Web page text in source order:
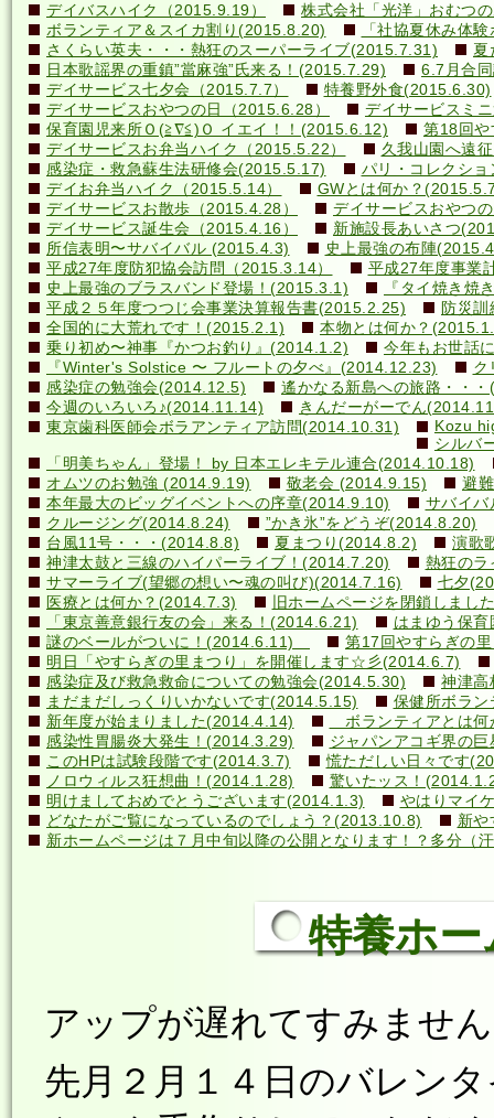
デイバスハイク（2015.9.19）
株式会社「光洋」おむつ
ボランティア＆スイカ割り(2015.8.20)
「社協夏休み体
さくらい英夫・・・熱狂のスーパーライブ(2015.7.31)
夏
日本歌謡界の重鎮”當麻強”氏来る！(2015.7.29)
6.7月合
デイサービス七夕会（2015.7.7）
特養野外食(2015.6.30)
デイサービスおやつの日（2015.6.28）
デイサービスミ
保育園児来所Ｏ(≧∇≦)Ｏ イエイ！！(2015.6.12)
第18回
デイサービスお弁当ハイク（2015.5.22）
久我山園へ遠
感染症・救急蘇生法研修会(2015.5.17)
パリ・コレクシ
デイお弁当ハイク（2015.5.14）
GWとは何か？
デイサービスお散歩（2015.4.28）
デイサービスおやつ
デイサービス誕生会（2015.4.16）
新施設長あいさつ
所信表明〜サバイバル (2015.4.3)
史上最強の布陣
平成27年度防犯協会訪問（2015.3.14）
平成27年度事業
史上最強のブラスバンド登場！(2015.3.1)
『タイ焼き焼
平成２５年度つつじ会事業決算報告書(2015.2.25)
防災
全国的に大荒れです！(2015.2.1)
本物とは何か？
乗り初め〜神事『かつお釣り』(2014.1.2)
今年もお世話
『Winter's Solstice 〜 フルートの夕べ』(2014.12.23)
ク
感染症の勉強会(2014.12.5)
遙かなる新島への旅路・・
今週のいろいろ♪(2014.11.14)
きんだーがーでん
東京歯科医師会ボラアンティア訪問(2014.10.31)
Kozu
シルバ
「明美ちゃん」登場！ by 日本エレキテル連合(2014.10.18)
オムツのお勉強 (2014.9.19)
敬老会 (2014.9.15)
避
本年最大のビッグイベントへの序章(2014.9.10)
サバイ
クルージング(2014.8.24)
”かき氷”をどうぞ(2014.8.20)
台風11号・・・(2014.8.8)
夏まつり(2014.8.2)
演歌
神津太鼓と三線のハイパーライブ！(2014.7.20)
熱狂の
サマーライブ(望郷の想い〜魂の叫び)(2014.7.16)
七夕
医療とは何か？(2014.7.3)
旧ホームページを閉鎖しまし
「東京善意銀行友の会」来る！(2014.6.21)
はまゆう保
謎のベールがついに！(2014.6.11)
第17回やすらぎの
明日「やすらぎの里まつり」を開催します☆彡(2014.6.7)
感染症及び救急救命についての勉強会(2014.5.30)
神津高
まだまだしっくりいかないです(2014.5.15)
保健所ボラ
新年度が始まりました(2014.4.14)
ボランティアとは
感染性胃腸炎大発生！(2014.3.29)
ジャパンアコギ界の
このHPは試験段階です(2014.3.7)
慌ただしい日々です
ノロウィルス狂想曲！(2014.1.28)
驚いたッス！
明けましておめでとうございます(2014.1.3)
やはりマイ
どなたがご覧になっているのでしょう？(2013.10.8)
新や
新ホームページは７月中旬以降の公開となります！？多分
特養ホ
アップが遅れてすみませ
先月２月１４日のバレン